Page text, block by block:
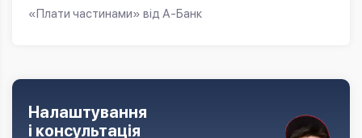
«Плати частинами» від А-Банк
Налаштування
і консультація